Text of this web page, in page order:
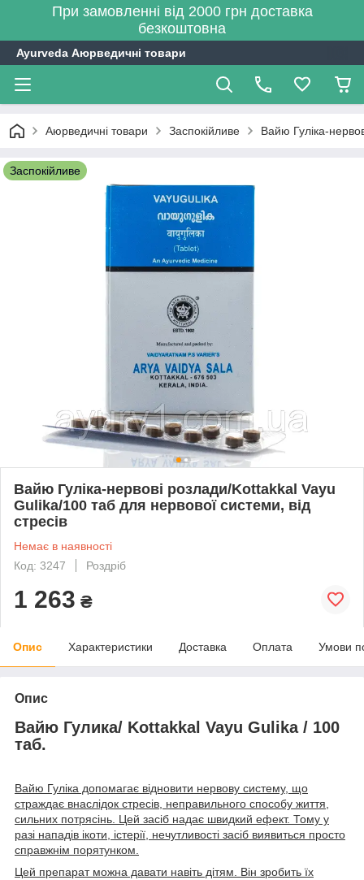
При замовленні від 2000 грн доставка
безкоштовна
Ayurveda Аюрведичні товари
Аюрведичні товари Заспокійливе Вайю Гуліка-
Заспокійливе
Вайю Гуліка-нервові розлади/Kottakkal Vayu
Gulika/100 таб для нервової системи, від
стресів
Немає в наявності
Код: 3247
Роздріб
1 263 ₴
Опис Характеристики Доставка Оплата Умови
Опис
Вайю Гулика/ Kottakkal Vayu Gulika / 100
таб.
Вайю Гуліка допомагає відновити нервову систему, що
страждає внаслідок стресів, неправильного способу життя,
сильних потрясінь. Цей засіб надає швидкий ефект. Тому у
разі нападів ікоти, істерії, нечутливості засіб виявиться просто
справжнім порятунком.
Цей препарат можна давати навіть дітям. Він зробить їх